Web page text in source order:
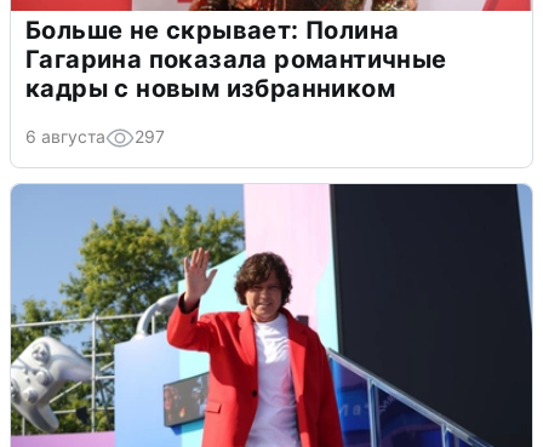
Больше не скрывает: Полина
Гагарина показала романтичные
кадры с новым избранником
6 августа 297